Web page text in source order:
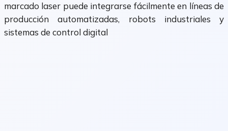
marcado laser puede integrarse fácilmente en líneas de
producción automatizadas, robots industriales y
sistemas de control digital